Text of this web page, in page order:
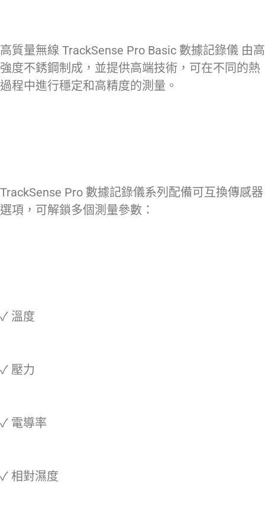
高質量無線 TrackSense Pro Basic 數據記錄儀 由高
強度不銹鋼制成，並提供高端技術，可在不同的熱
過程中進行穩定和高精度的測量。
TrackSense Pro 數據記錄儀系列配備可互換傳感器
選項，可解鎖多個測量參數：
✓ 溫度
✓ 壓力
✓ 電導率
✓ 相對濕度